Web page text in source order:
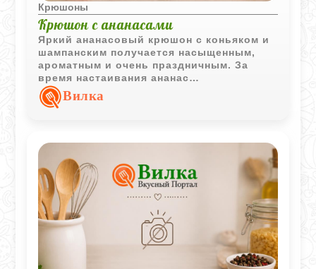
Крюшоны
Крюшон с ананасами
Яркий ананасовый крюшон с коньяком и
шампанским получается насыщенным,
ароматным и очень праздничным. За
время настаивания ананас
пропитывается алкоголем и сиропом, а
перед подачей напиток становится
Вилка